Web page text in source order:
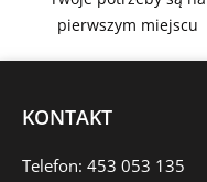
pierwszym miejscu
KONTAKT
Telefon: 453 053 135